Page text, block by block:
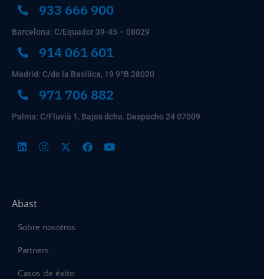
933 666 900
Barcelona: C/Equador 39-45 – 08029
914 061 601
Madrid: C/de la Basílica, 19 9ºB 28020
971 706 882
Palma: C/Fluvià 1, Bajos dcha. Despacho 24 07009
Abast
Sobre nosotros
Partners
Casos de éxito